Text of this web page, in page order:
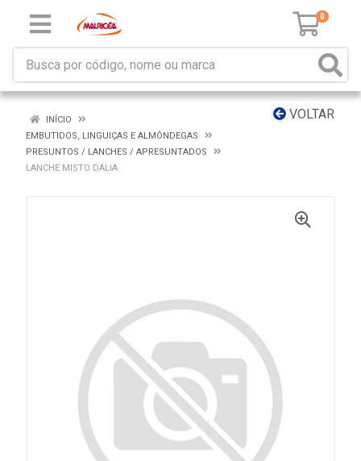
0
VOLTAR
INÍCIO
EMBUTIDOS, LINGUIÇAS E ALMÔNDEGAS
PRESUNTOS / LANCHES / APRESUNTADOS
LANCHE MISTO DÁLIA